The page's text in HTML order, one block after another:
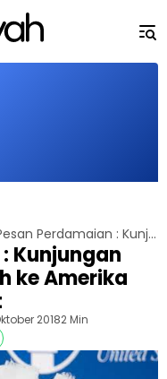
Pesan Perdamaian : Kunjungan Khalifah Ahmadiyah ke Amerika Serikat
Kunjungan
ke Amerika
20182 Min